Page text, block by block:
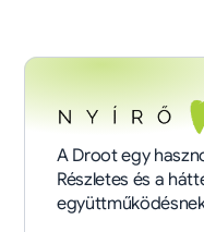
A Droot egy
Részletes és a